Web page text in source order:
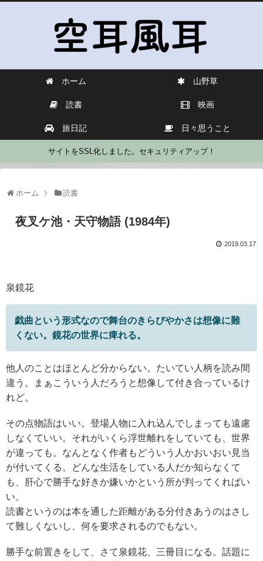
ホーム 山野草
読書 映画
旅日記 日々思うこと
サイトをSSL化しました。セキュリティアップ！
ホーム 読書
夜叉ケ池・天守物語 (1984年)
2019.03.17
泉鏡花
戯曲という形式なので舞台のきらびやかさは想像に難
くない。鏡花の世界に痺れる。
他人のことはほとんど分からない。たいてい人柄を読み間
違う。まぁこういう人だろうと想像して付き合っているけ
れど。
その点物語はいい。登場人物に入れ込んでしまっても遠慮
しなくていい。それがいくら浮世離れをしていても、世界
が違っても。なんとなく作者もどういう人かおいおい見当
が付いてくる。どんな生活をしている人だか知らなくて
も、肝心で勝手な好きか嫌いかという所が判ってくればい
い。
読書というのは本を通した距離がある分付きあうのはさし
て難しくないし、何を要求されるのでもない。
勝手な前置きをして、さて泉鏡花、三冊目になる。話題に